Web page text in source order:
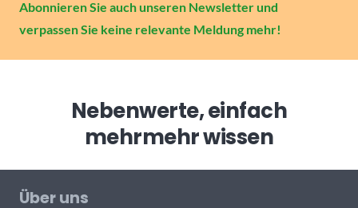
Abonnieren Sie auch unseren Newsletter und
verpassen Sie keine relevante Meldung mehr!
Nebenwerte, einfach
mehrmehr wissen
Über uns